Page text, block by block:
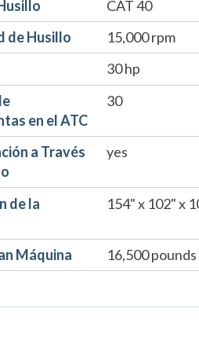
CAT 40
de Husillo
15,000 rpm
30 hp
en el ATC
30
a Través
yes
de la
154" x 102" x
Máquina 16,500 pounds